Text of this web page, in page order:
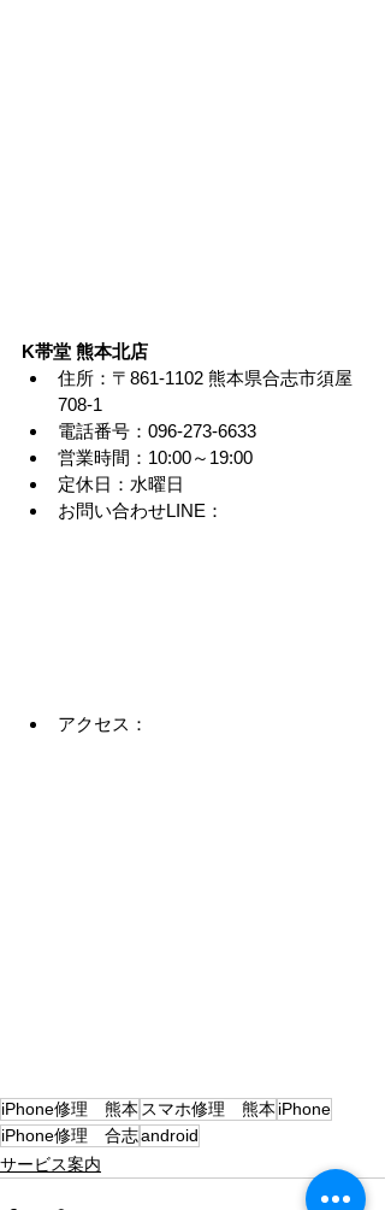
K帯堂 熊本北店
住所：〒861-1102 熊本県合志市須屋
708-1
電話番号：096-273-6633
営業時間：10:00～19:00
定休日：水曜日
お問い合わせLINE：
アクセス：
iPhone修理 熊本 スマホ修理 熊本 iPhone
iPhone修理 合志android
サービス案内